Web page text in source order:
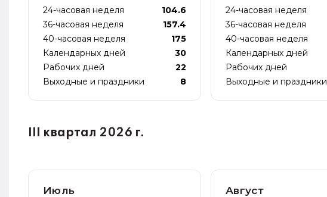
24-часовая неделя
104.6
36-часовая неделя
157.4
40-часовая неделя
175
Календарных дней
30
Рабочих дней
22
Выходные и праздники
8
24-часовая неделя
36-часовая неделя
40-часовая неделя
Календарных дней
Рабочих дней
Выходные и праздники
III квартал 2026 г.
Июль Август